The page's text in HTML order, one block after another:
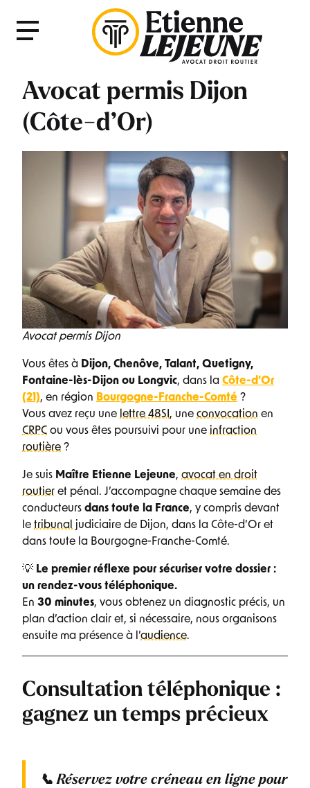
Menu
Avocat permis Dijon
(Côte-d’Or)
Avocat permis Dijon
Vous êtes à Dijon, Chenôve, Talant, Quetigny,
Fontaine-lès-Dijon ou Longvic, dans la Côte-d’Or
(21), en région Bourgogne-Franche-Comté ?
Vous avez reçu une lettre 48SI , une convocation en
CRPC ou vous êtes poursuivi pour une infraction
routière ?
Je suis Maître Etienne Lejeune, avocat en droit
routier et pénal. J’accompagne chaque semaine des
conducteurs dans toute la France, y compris devant
le tribunal judiciaire de Dijon, dans la Côte-d’Or et
dans toute la Bourgogne-Franche-Comté.
💡 Le premier réflexe pour sécuriser votre dossier :
un rendez-vous téléphonique.
En 30 minutes, vous obtenez un diagnostic précis, un
plan d’action clair et, si nécessaire, nous organisons
ensuite ma présence à l’audience.
Consultation téléphonique :
gagnez un temps précieux
📞Réservez votre créneau en ligne pour
Fermer